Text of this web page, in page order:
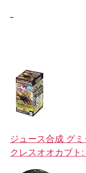
ジュース合成 グ
クレスオオカブト